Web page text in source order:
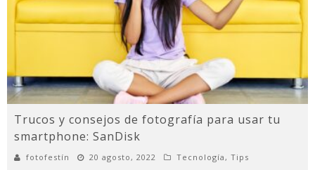
Trucos y consejos de fotografía para usar tu
smartphone: SanDisk
fotofestín 20 agosto, 2022 Tecnología, Tips